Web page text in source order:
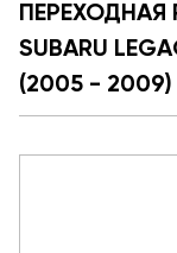
ПЕРЕХОДНАЯ
SUBARU
(2005 - 2009)